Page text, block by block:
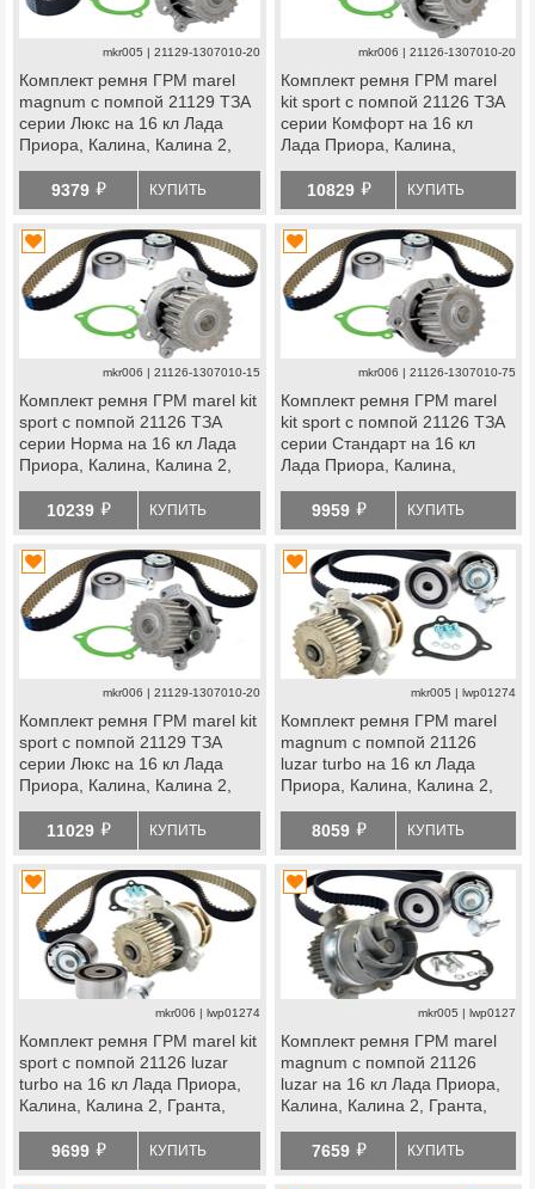
mkr005 | 21129-1307010-20
Комплект ремня ГРМ marel
magnum с помпой 21129 ТЗА
серии Люкс на 16 кл Лада
Приора, Калина, Калина 2,
Ларгус fl, Веста, Икс
Рей, datsun
9379 й КУПИТЬ
mkr006 | 21126-1307010-20
Комплект ремня ГРМ marel
kit sport с помпой 21126 ТЗА
серии Комфорт на 16 кл
Лада Приора, Калина,
Ларгус, Ларгус fl, Веста, Икс
Рей, datsun
10829 й КУПИТЬ
mkr006 | 21126-1307010-15
Комплект ремня ГРМ marel kit
sport с помпой 21126 ТЗА
серии Норма на 16 кл Лада
Приора, Калина, Калина 2,
Ларгус fl, Веста, Икс
Рей, datsun
10239 й КУПИТЬ
mkr006 | 21126-1307010-75
Комплект ремня ГРМ marel
kit sport с помпой 21126 ТЗА
серии Стандарт на 16 кл
Лада Приора, Калина,
Ларгус, Ларгус fl, Веста, Икс
Рей, datsun
9959 й КУПИТЬ
mkr006 | 21129-1307010-20
Комплект ремня ГРМ marel kit
sport с помпой 21129 ТЗА
серии Люкс на 16 кл Лада
Приора, Калина, Калина 2,
Ларгус fl, Веста, Икс
Рей, datsun
11029 й КУПИТЬ
mkr005 | lwp01274
Комплект ремня ГРМ marel
magnum с помпой 21126
luzar turbo на 16 кл Лада
Приора, Калина, Калина 2,
Ларгус fl, Веста, Икс
Рей, datsun
8059 й КУПИТЬ
mkr006 | lwp01274
Комплект ремня ГРМ marel kit
sport с помпой 21126 luzar
turbo на 16 кл Лада Приора,
Калина, Калина 2, Гранта,
Веста, Икс Рей, datsun
9699 й КУПИТЬ
mkr005 | lwp0127
Комплект ремня ГРМ marel
magnum с помпой 21126
luzar на 16 кл Лада Приора,
Калина, Калина 2, Гранта,
Веста, Икс Рей, datsun
7659 й КУПИТЬ